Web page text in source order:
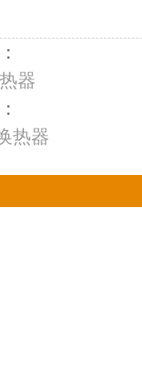
器
热器